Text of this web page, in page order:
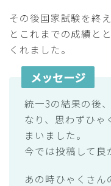
その後国家試験を終
とこれまでの成績と
くれました。
メッセージ
統一3の結果の後
なり、思わずひゃ
まいました。
今では投稿して良
あの時ひゃくさ